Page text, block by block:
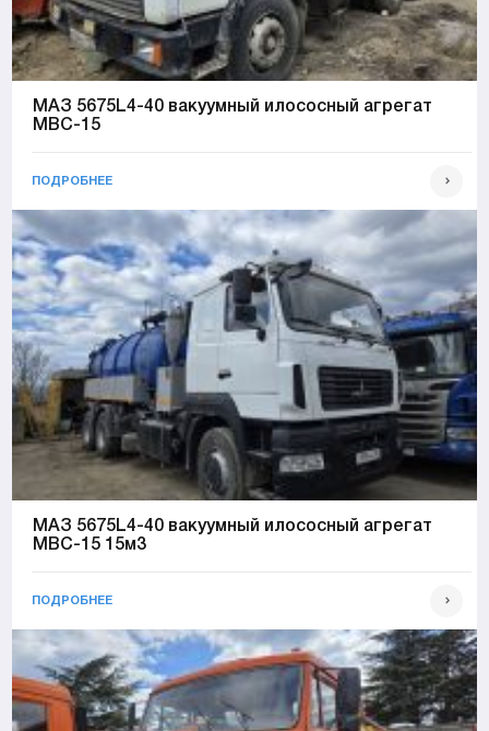
МАЗ 5675L4-40 вакуумный илососный агрегат
МВС-15
ПОДРОБНЕЕ
МАЗ 5675L4-40 вакуумный илососный агрегат
МВС-15 15м3
ПОДРОБНЕЕ